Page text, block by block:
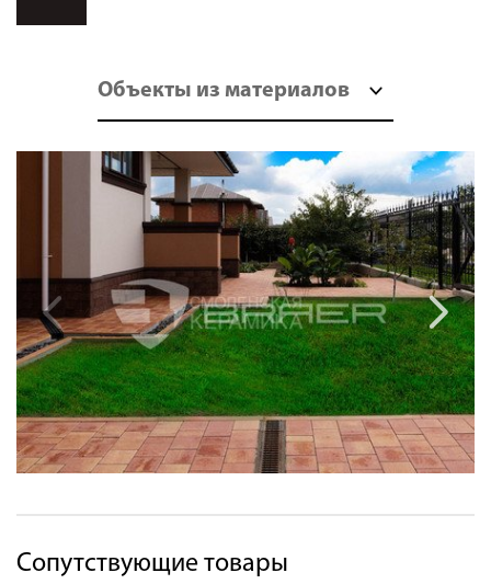
Объекты из материалов
Сопутствующие товары